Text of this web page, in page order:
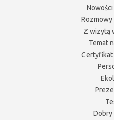
Z wizytą
Temat
Certyfikat
Dobry